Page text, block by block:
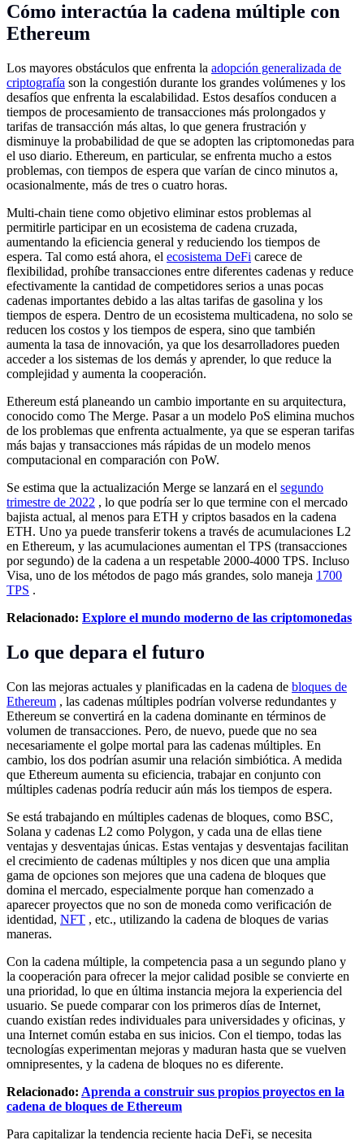
Cómo interactúa la cadena múltiple con
Ethereum
Los mayores obstáculos que enfrenta la adopción generalizada de
criptografía son la congestión durante los grandes volúmenes y los
desafíos que enfrenta la escalabilidad. Estos desafíos conducen a
tiempos de procesamiento de transacciones más prolongados y
tarifas de transacción más altas, lo que genera frustración y
disminuye la probabilidad de que se adopten las criptomonedas para
el uso diario. Ethereum, en particular, se enfrenta mucho a estos
problemas, con tiempos de espera que varían de cinco minutos a,
ocasionalmente, más de tres o cuatro horas.
Multi-chain tiene como objetivo eliminar estos problemas al
permitirle participar en un ecosistema de cadena cruzada,
aumentando la eficiencia general y reduciendo los tiempos de
espera. Tal como está ahora, el ecosistema DeFi carece de
flexibilidad, prohíbe transacciones entre diferentes cadenas y reduce
efectivamente la cantidad de competidores serios a unas pocas
cadenas importantes debido a las altas tarifas de gasolina y los
tiempos de espera. Dentro de un ecosistema multicadena, no solo se
reducen los costos y los tiempos de espera, sino que también
aumenta la tasa de innovación, ya que los desarrolladores pueden
acceder a los sistemas de los demás y aprender, lo que reduce la
complejidad y aumenta la cooperación.
Ethereum está planeando un cambio importante en su arquitectura,
conocido como The Merge. Pasar a un modelo PoS elimina muchos
de los problemas que enfrenta actualmente, ya que se esperan tarifas
más bajas y transacciones más rápidas de un modelo menos
computacional en comparación con PoW.
Se estima que la actualización Merge se lanzará en el segundo
trimestre de 2022 , lo que podría ser lo que termine con el mercado
bajista actual, al menos para ETH y criptos basados en la cadena
ETH. Uno ya puede transferir tokens a través de acumulaciones L2
en Ethereum, y las acumulaciones aumentan el TPS (transacciones
por segundo) de la cadena a un respetable 2000-4000 TPS. Incluso
Visa, uno de los métodos de pago más grandes, solo maneja 1700
TPS .
Relacionado: Explore el mundo moderno de las criptomonedas
Lo que depara el futuro
Con las mejoras actuales y planificadas en la cadena de bloques de
Ethereum , las cadenas múltiples podrían volverse redundantes y
Ethereum se convertirá en la cadena dominante en términos de
volumen de transacciones. Pero, de nuevo, puede que no sea
necesariamente el golpe mortal para las cadenas múltiples. En
cambio, los dos podrían asumir una relación simbiótica. A medida
que Ethereum aumenta su eficiencia, trabajar en conjunto con
múltiples cadenas podría reducir aún más los tiempos de espera.
Se está trabajando en múltiples cadenas de bloques, como BSC,
Solana y cadenas L2 como Polygon, y cada una de ellas tiene
ventajas y desventajas únicas. Estas ventajas y desventajas facilitan
el crecimiento de cadenas múltiples y nos dicen que una amplia
gama de opciones son mejores que una cadena de bloques que
domina el mercado, especialmente porque han comenzado a
aparecer proyectos que no son de moneda como verificación de
identidad, NFT , etc., utilizando la cadena de bloques de varias
maneras.
Con la cadena múltiple, la competencia pasa a un segundo plano y
la cooperación para ofrecer la mejor calidad posible se convierte en
una prioridad, lo que en última instancia mejora la experiencia del
usuario. Se puede comparar con los primeros días de Internet,
cuando existían redes individuales para universidades y oficinas, y
una Internet común estaba en sus inicios. Con el tiempo, todas las
tecnologías experimentan mejoras y maduran hasta que se vuelven
omnipresentes, y la cadena de bloques no es diferente.
Relacionado: Aprenda a construir sus propios proyectos en la
cadena de bloques de Ethereum
Para capitalizar la tendencia reciente hacia DeFi, se necesita